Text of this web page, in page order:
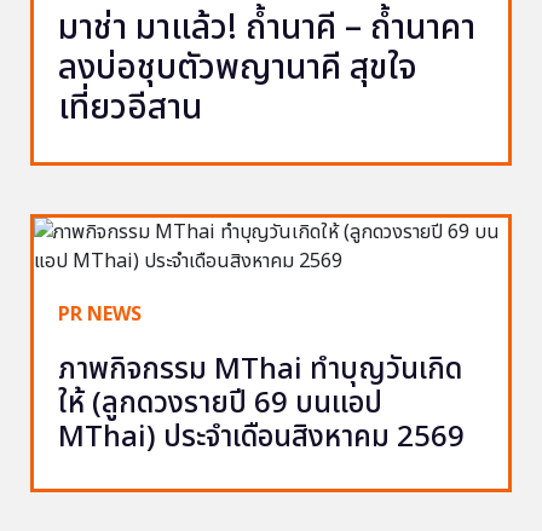
มาช่า มาแล้ว! ถ้ำนาคี – ถ้ำนาคา
ลงบ่อชุบตัวพญานาคี สุขใจ
เที่ยวอีสาน
PR NEWS
ภาพกิจกรรม MThai ทำบุญวันเกิด
ให้ (ลูกดวงรายปี 69 บนแอป
MThai) ประจำเดือนสิงหาคม 2569